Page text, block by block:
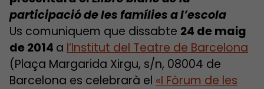
participació de les famílies a l’escola
Us comuniquem que dissabte 24 de maig
de 2014 a l’Institut del Teatre de Barcelona
(Plaça Margarida Xirgu, s/n, 08004 de
Barcelona es celebrarà el «I Fòrum de les